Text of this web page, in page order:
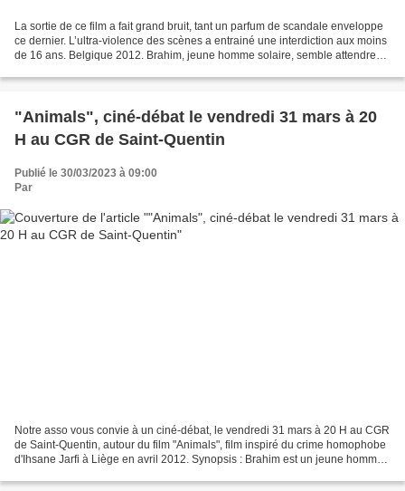
La sortie de ce film a fait grand bruit, tant un parfum de scandale enveloppe
ce dernier. L’ultra-violence des scènes a entrainé une interdiction aux moins
de 16 ans. Belgique 2012. Brahim, jeune homme solaire, semble attendre
"Animals", ciné-débat le vendredi 31 mars à 20
H au CGR de Saint-Quentin
Publié le 30/03/2023 à 09:00
Par
Notre asso vous convie à un ciné-débat, le vendredi 31 mars à 20 H au CGR
de Saint-Quentin, autour du film "Animals", film inspiré du crime homophobe
d'Ihsane Jarfi à Liège en avril 2012. Synopsis : Brahim est un jeune homme